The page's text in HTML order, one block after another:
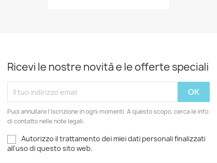
Ricevi le nostre novità e le offerte speciali
Puoi annullare l'iscrizione in ogni momenti. A questo scopo, cerca le info
di contatto nelle note legali.
Autorizzo il trattamento dei miei dati personali finalizzati
all'uso di questo sito web.